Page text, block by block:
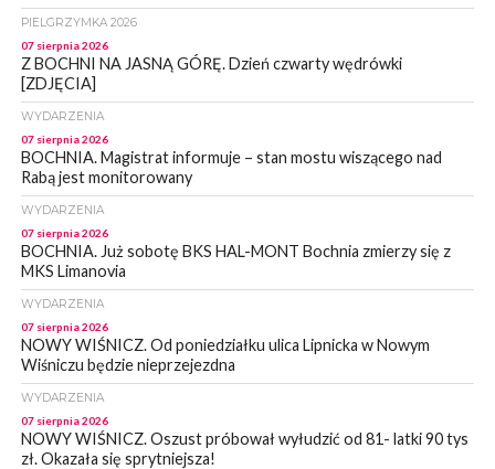
PIELGRZYMKA 2026
07 sierpnia 2026
Z BOCHNI NA JASNĄ GÓRĘ. Dzień czwarty wędrówki
[ZDJĘCIA]
WYDARZENIA
07 sierpnia 2026
BOCHNIA. Magistrat informuje – stan mostu wiszącego nad
Rabą jest monitorowany
WYDARZENIA
07 sierpnia 2026
BOCHNIA. Już sobotę BKS HAL-MONT Bochnia zmierzy się z
MKS Limanovia
WYDARZENIA
07 sierpnia 2026
NOWY WIŚNICZ. Od poniedziałku ulica Lipnicka w Nowym
Wiśniczu będzie nieprzejezdna
WYDARZENIA
07 sierpnia 2026
NOWY WIŚNICZ. Oszust próbował wyłudzić od 81- latki 90 tys
zł. Okazała się sprytniejsza!